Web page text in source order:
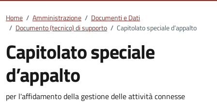
Home / Amministrazione / Documenti e Dati
/ Documento (tecnico) di supporto / Capitolato speciale d’appalto
Capitolato speciale
d’appalto
per l'affidamento della gestione delle attività connesse